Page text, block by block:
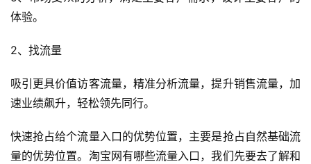
体验。
2、找流量
吸引更具价值访客流量，精准分析流量，提升销售流量，加
速业绩飙升，轻松领先同行。
快速抢占给个流量入口的优势位置，主要是抢占自然基础流
量的优势位置。淘宝网有哪些流量入口，我们先要去了解和